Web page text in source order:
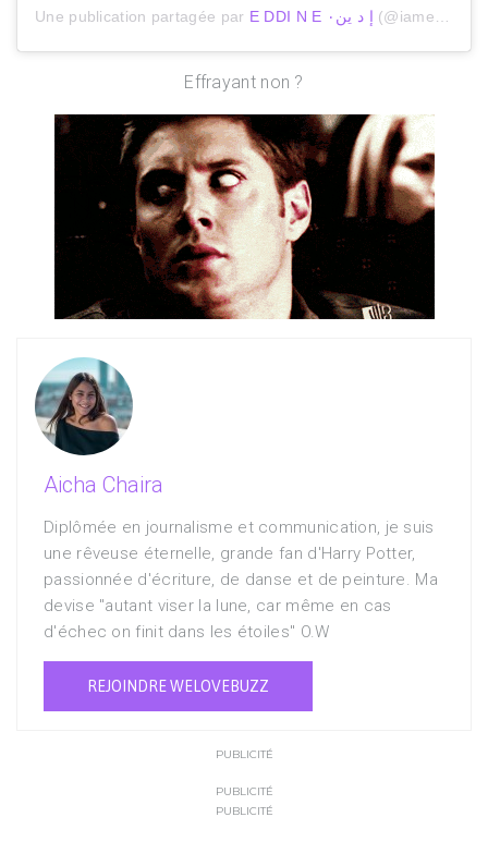
Une publication partagée par E DDI N E إ د ين٠ (@iameddine) le
Effrayant non ?
Aicha Chaira
Diplômée en journalisme et communication, je suis
une rêveuse éternelle, grande fan d'Harry Potter,
passionnée d'écriture, de danse et de peinture. Ma
devise "autant viser la lune, car même en cas
d'échec on finit dans les étoiles" O.W
REJOINDRE WELOVEBUZZ
PUBLICITÉ
PUBLICITÉ
PUBLICITÉ